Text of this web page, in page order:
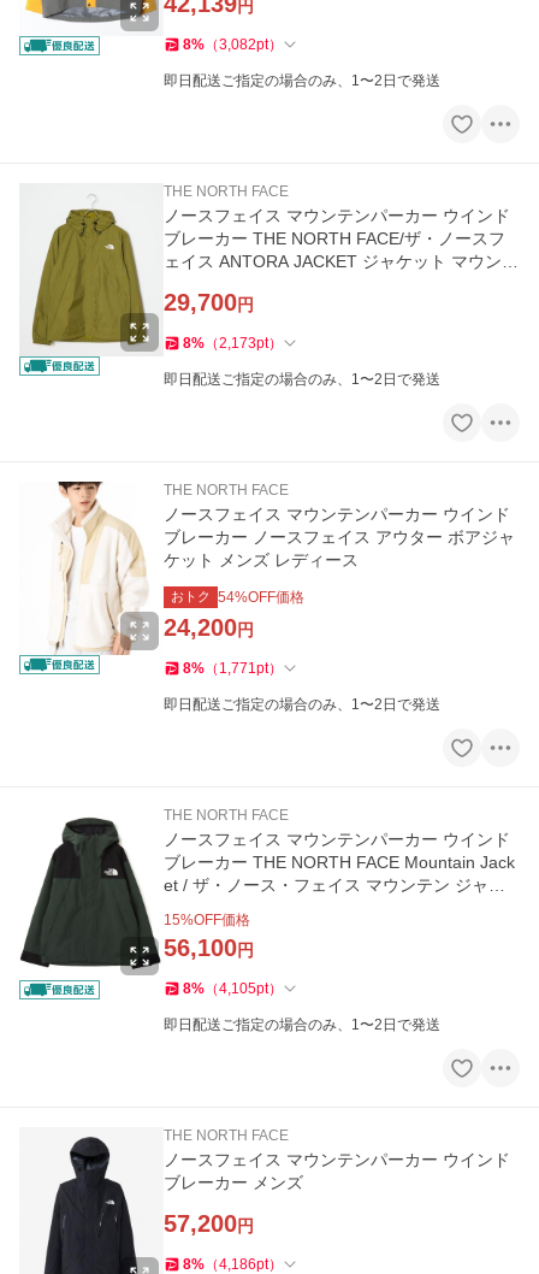
円
8% （3,082pt）
即日配送ご指定の場合のみ、1〜2日で発送
THE NORTH FACE
ノースフェイス マウンテンパーカー ウインド
ブレーカー THE NORTH FACE/ザ・ノースフ
ェイス ANTORA JACKET ジャケット マウンテ
29,700円
8% （2,173pt）
即日配送ご指定の場合のみ、1〜2日で発送
THE NORTH FACE
ノースフェイス マウンテンパーカー ウインド
ブレーカー ノースフェイス アウター ボアジャ
ケット メンズ レディース
おトク 54%OFF価格
24,200円
8% （ 1,771pt）
即日配送ご指定の場合のみ、1〜2日で発送
THE NORTH FACE
ノースフェイス マウンテンパーカー ウインド
ブレーカー THE NORTH FACE Mountain Jack
et / ザ・ノース・フェイス マウンテン ジャケ
15%OFF価格
56,100円
8% （4,105pt）
即日配送ご指定の場合のみ、1〜2日で発送
THE NORTH FACE
ノースフェイス マウンテンパーカー ウインド
ブレーカー メンズ
57,200円
8% （4,186pt）